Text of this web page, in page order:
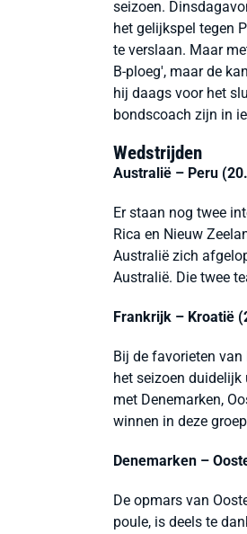
seizoen.
het gelijkspel tegen
te verslaan. Maar
B-ploeg', maar de
hij daags voor het
bondscoach zijn in
Wedstrijden
Australië – Peru
Er staan nog twee
Rica en Nieuw
Australië zich
Australië. Die twee
Frankrijk – Kroatië
Bij de favorieten
het seizoen duidelijk
met Denemarken,
winnen in deze
Denemarken –
De opmars van
poule, is deels te